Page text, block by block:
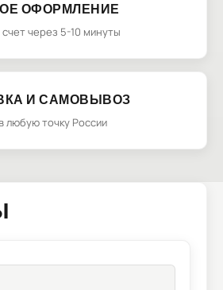
ОФОРМЛЕНИЕ
через 5-10 минуты
И САМОВЫВОЗ
любую точку России